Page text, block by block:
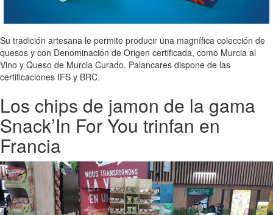
Su tradición artesana le permite producir una magnífica colección de
quesos y con Denominación de Origen certificada, como Murcia al
Vino y Queso de Murcia Curado. Palancares dispone de las
certificaciones IFS y BRC.
Los chips de jamon de la gama
Snack’In For You trinfan en
Francia